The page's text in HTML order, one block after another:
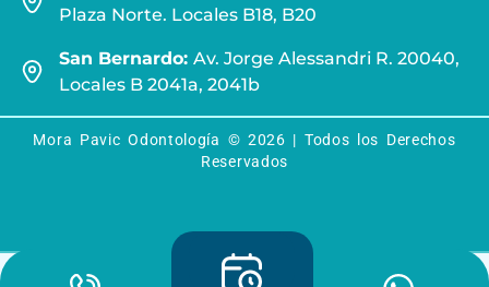
Plaza Norte. Locales B18, B20
San Bernardo:Av. Jorge Alessandri R. 20040,
Locales B 2041a, 2041b
Mora Pavic Odontología © 2026 | Todos los Derechos
Reservados